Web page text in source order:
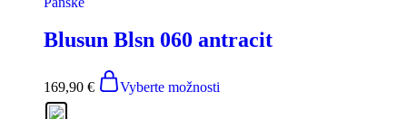
Blusun Blsn 060 antracit
169,90 € Vyberte možnosti